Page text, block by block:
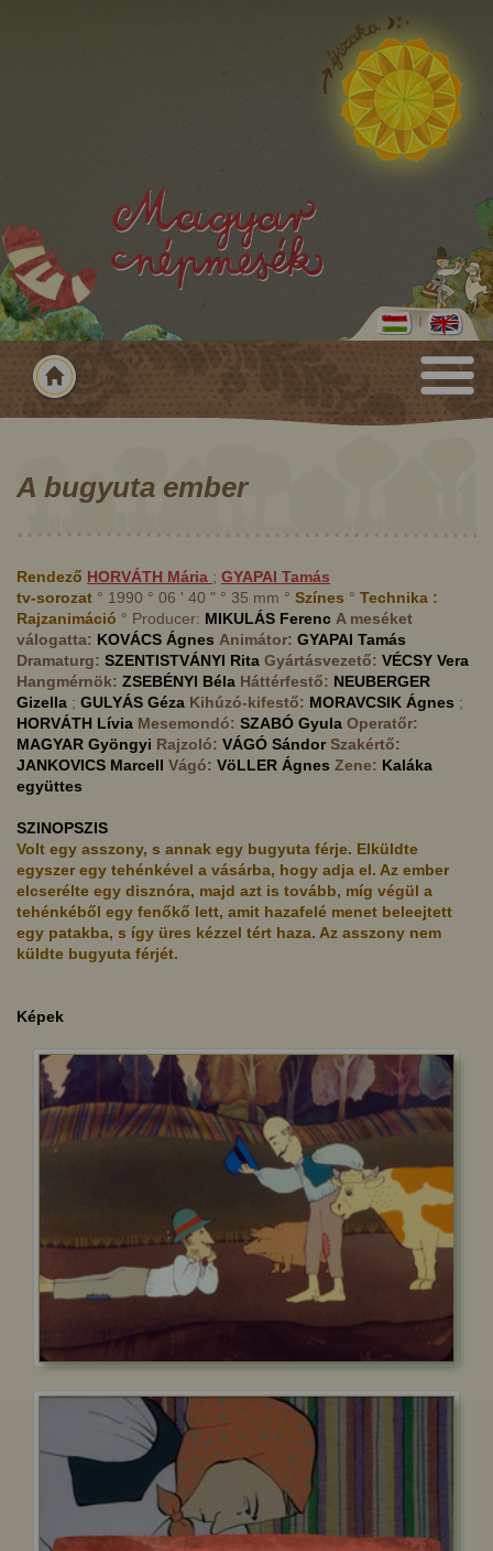
A bugyuta ember
Rendező HORVÁTH Mária ; GYAPAI Tamás
tv-sorozat ° 1990 ° 06 ' 40 " ° 35 mm ° Színes ° Technika :
Rajzanimáció ° Producer: MIKULÁS Ferenc A meséket
válogatta: KOVÁCS Ágnes Animátor: GYAPAI Tamás
Dramaturg: SZENTISTVÁNYI Rita Gyártásvezető: VÉCSY Vera
Hangmérnök: ZSEBÉNYI Béla Háttérfestő: NEUBERGER
Gizella ; GULYÁS Géza Kihúzó-kifestő: MORAVCSIK Ágnes ;
HORVÁTH Lívia Mesemondó: SZABÓ Gyula Operatőr:
MAGYAR Gyöngyi Rajzoló: VÁGÓ Sándor Szakértő:
JANKOVICS Marcell Vágó: VöLLER Ágnes Zene: Kaláka
együttes
SZINOPSZIS
Volt egy asszony, s annak egy bugyuta férje. Elküldte
egyszer egy tehénkével a vásárba, hogy adja el. Az ember
elcserélte egy disznóra, majd azt is tovább, míg végül a
tehénkéből egy fenőkő lett, amit hazafelé menet beleejtett
egy patakba, s így üres kézzel tért haza. Az asszony nem
küldte bugyuta férjét.
Képek